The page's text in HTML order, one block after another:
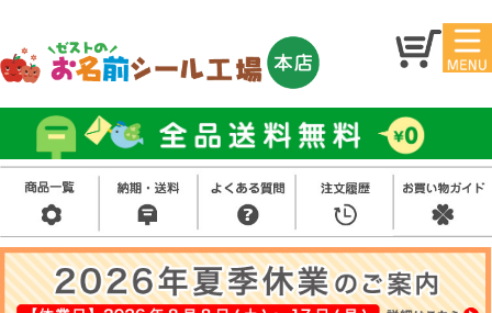
マイ
ジ
お名
前シ
ール
アイ
ロン
シー
ル
お買
い得
セッ
スタ
ンプ